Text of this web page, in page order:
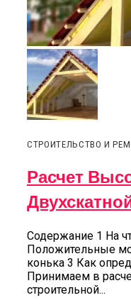
СТРОИТЕЛЬСТВО И
Расчет
Содержание 1 На
Положительные
конька 3 Как
Принимаем в
строительной...